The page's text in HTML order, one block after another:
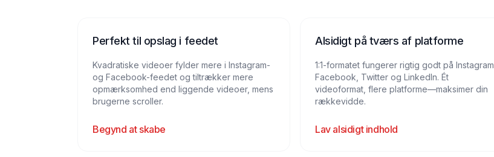
Perfekt til opslag i feedet
Kvadratiske videoer fylder mere i Instagram-
og Facebook-feedet og tiltrækker mere
opmærksomhed end liggende videoer, mens
brugerne scroller.
Begynd at skabe
Alsidigt på tværs af platforme
1:1-formatet fungerer rigtig godt på Instagram,
Facebook, Twitter og LinkedIn. Ét
videoformat, flere platforme—maksimer din
rækkevidde.
Lav alsidigt indhold